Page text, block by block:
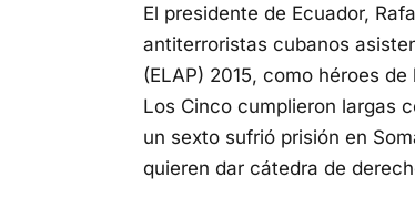
El presidente de Ecuador,
antiterroristas cubanos
(ELAP) 2015, como héroes
Los Cinco cumplieron largas
un sexto sufrió prisión en
quieren dar cátedra de